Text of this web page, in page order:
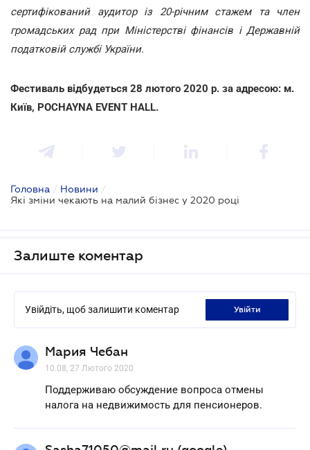
сертифікований аудитор із 20-річним стажем та член
громадських рад при Міністерстві фінансів і Державній
податковій службі України.
Фестиваль відбудеться 28 лютого 2020 р. за адресою: м.
Київ, POCHAYNA EVENT HALL.
Головна / Новини /
Які зміни чекають на малий бізнес у 2020 році
Залиште коментар
Увійдіть, щоб залишити коментар увійти
Мария Чебан
10.08, 27 Лютого 2020
Поддерживаю обсуждение вопроса отмены
налога на недвижимость для пенсионеров.